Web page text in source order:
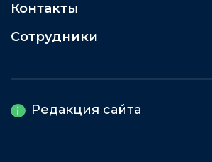
Контакты
Сотрудники
Редакция сайта